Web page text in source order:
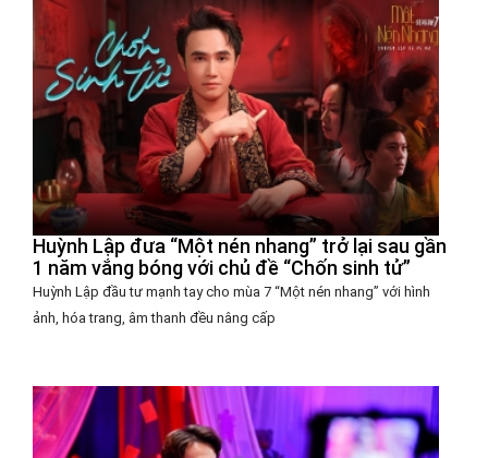
Huỳnh Lập đưa “Một nén nhang” trở lại sau gần
1 năm vắng bóng với chủ đề “Chốn sinh tử”
Huỳnh Lập đầu tư mạnh tay cho mùa 7 “Một nén nhang” với hình
ảnh, hóa trang, âm thanh đều nâng cấp